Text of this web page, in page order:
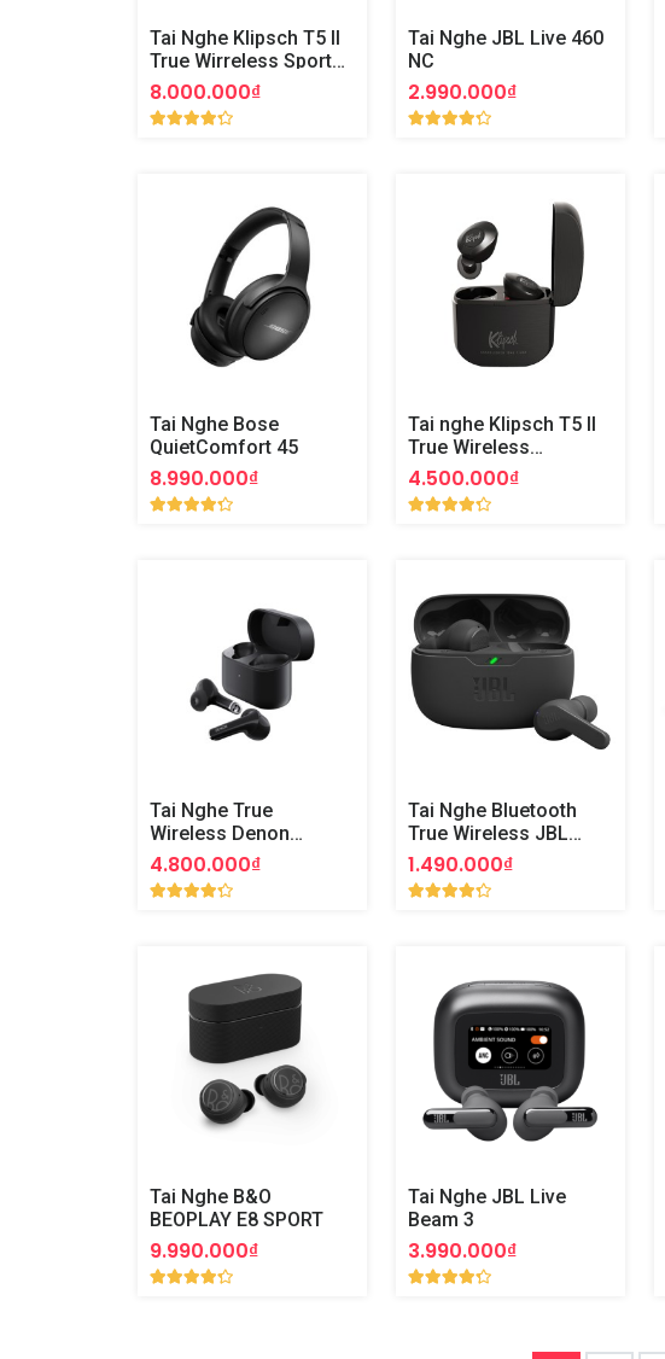
Tai Nghe Klipsch T5 II
True Wirreless Sport
McLaren
8.000.000₫
Tai Nghe JBL Live 460
NC
2.990.000₫
Tai Nghe Bose
QuietComfort 45
8.990.000₫
Tai nghe Klipsch T5 II
True Wireless
Earphones
4.500.000₫
Tai Nghe True
Wireless Denon
AHC830NCW
4.800.000₫
Tai Nghe Bluetooth
True Wireless JBL
Wave Beam
1.490.000₫
Tai Nghe B&O
BEOPLAY E8 SPORT
9.990.000₫
Tai Nghe JBL Live
Beam 3
3.990.000₫